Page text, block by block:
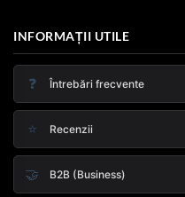
INFORMAȚII UTILE
❓ Întrebări frecvente
⭐ Recenzii
🤝 B2B (Business)